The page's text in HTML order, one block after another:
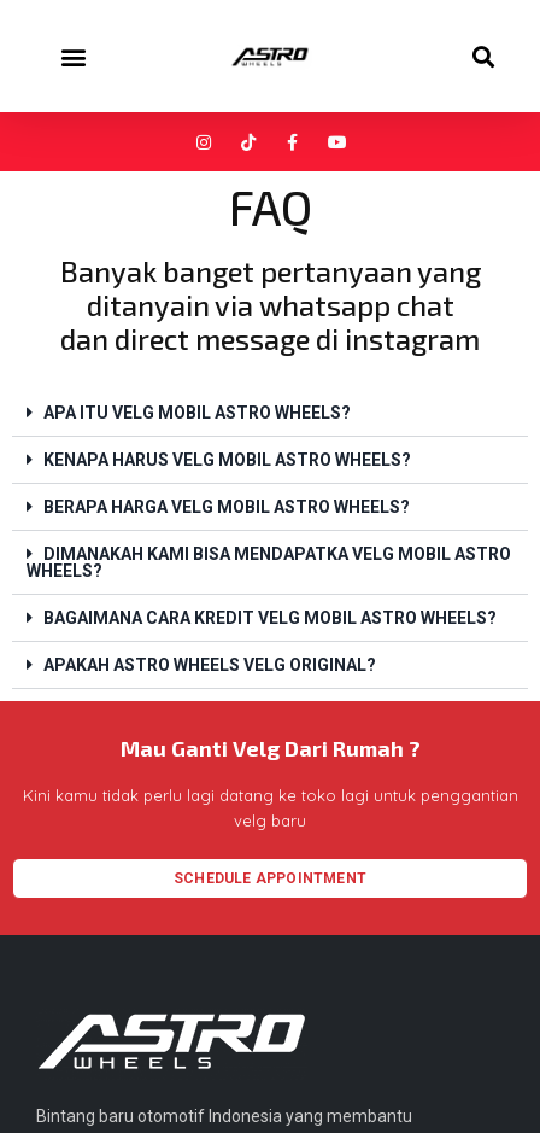
FAQ
Banyak banget pertanyaan yang
ditanyain via whatsapp chat
dan direct message di instagram
APA ITU VELG MOBIL ASTRO WHEELS?
KENAPA HARUS VELG MOBIL ASTRO WHEELS?
BERAPA HARGA VELG MOBIL ASTRO WHEELS?
DIMANAKAH KAMI BISA MENDAPATKA VELG MOBIL ASTRO
WHEELS?
BAGAIMANA CARA KREDIT VELG MOBIL ASTRO WHEELS?
APAKAH ASTRO WHEELS VELG ORIGINAL?
Mau Ganti Velg Dari Rumah ?
Kini kamu tidak perlu lagi datang ke toko lagi untuk penggantian
velg baru
SCHEDULE APPOINTMENT
Bintang baru otomotif Indonesia yang membantu